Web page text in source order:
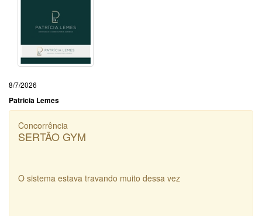
8/7/2026
Patricia Lemes
Concorrência
SERTÃO GYM
O sistema estava travando muito dessa vez